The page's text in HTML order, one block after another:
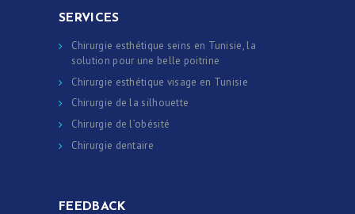
SERVICES
Chirurgie esthétique seins en Tunisie, la
solution pour une belle poitrine
Chirurgie esthétique visage en Tunisie
Chirurgie de la silhouette
Chirurgie de l’obésité
Chirurgie dentaire
FEEDBACK